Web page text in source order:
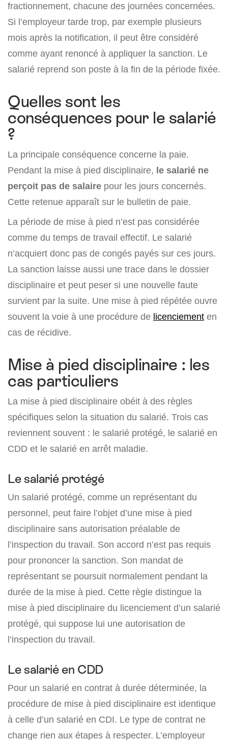
fractionnement, chacune des journées concernées.
Si l’employeur tarde trop, par exemple plusieurs
mois après la notification, il peut être considéré
comme ayant renoncé à appliquer la sanction. Le
salarié reprend son poste à la fin de la période fixée.
Quelles sont les
conséquences pour le salarié
?
La principale conséquence concerne la paie.
Pendant la mise à pied disciplinaire, le salarié ne
perçoit pas de salaire pour les jours concernés.
Cette retenue apparaît sur le bulletin de paie.
La période de mise à pied n’est pas considérée
comme du temps de travail effectif. Le salarié
n’acquiert donc pas de congés payés sur ces jours.
La sanction laisse aussi une trace dans le dossier
disciplinaire et peut peser si une nouvelle faute
survient par la suite. Une mise à pied répétée ouvre
souvent la voie à une procédure de licenciement en
cas de récidive.
Mise à pied disciplinaire : les
cas particuliers
La mise à pied disciplinaire obéit à des règles
spécifiques selon la situation du salarié. Trois cas
reviennent souvent : le salarié protégé, le salarié en
CDD et le salarié en arrêt maladie.
Le salarié protégé
Un salarié protégé, comme un représentant du
personnel, peut faire l’objet d’une mise à pied
disciplinaire sans autorisation préalable de
l’inspection du travail. Son accord n’est pas requis
pour prononcer la sanction. Son mandat de
représentant se poursuit normalement pendant la
durée de la mise à pied. Cette règle distingue la
mise à pied disciplinaire du licenciement d’un salarié
protégé, qui suppose lui une autorisation de
l’inspection du travail.
Le salarié en CDD
Pour un salarié en contrat à durée déterminée, la
procédure de mise à pied disciplinaire est identique
à celle d’un salarié en CDI. Le type de contrat ne
change rien aux étapes à respecter. L’employeur